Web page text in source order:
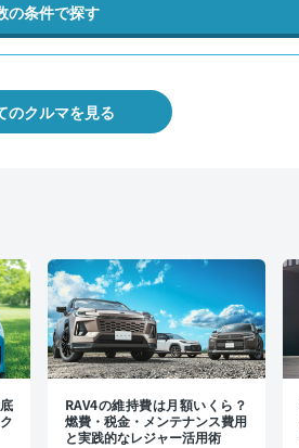
の条件で探す
のクルマを見る
RAV4の維持費は月額いくら？
燃費・税金・メンテナンス費用
と実践的なレジャー活用術